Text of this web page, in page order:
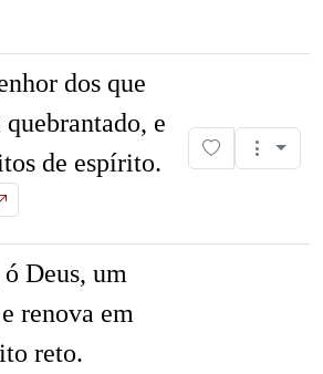
dos que
e
de espírito.
Deus, um
renova em
reto.